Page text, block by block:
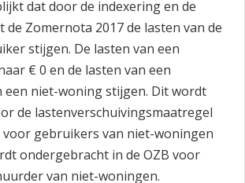
dat door de indexering en de
de Zomernota 2017 de lasten van de
stijgen. De lasten van een
€ 0 en de lasten van een
een niet-woning stijgen. Dit wordt
de lastenverschuivingsmaatregel
voor gebruikers van niet-woningen
ondergebracht in de OZB voor
van niet-woningen.